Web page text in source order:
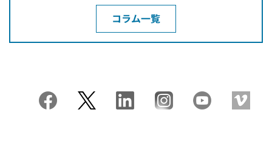
コラム一覧